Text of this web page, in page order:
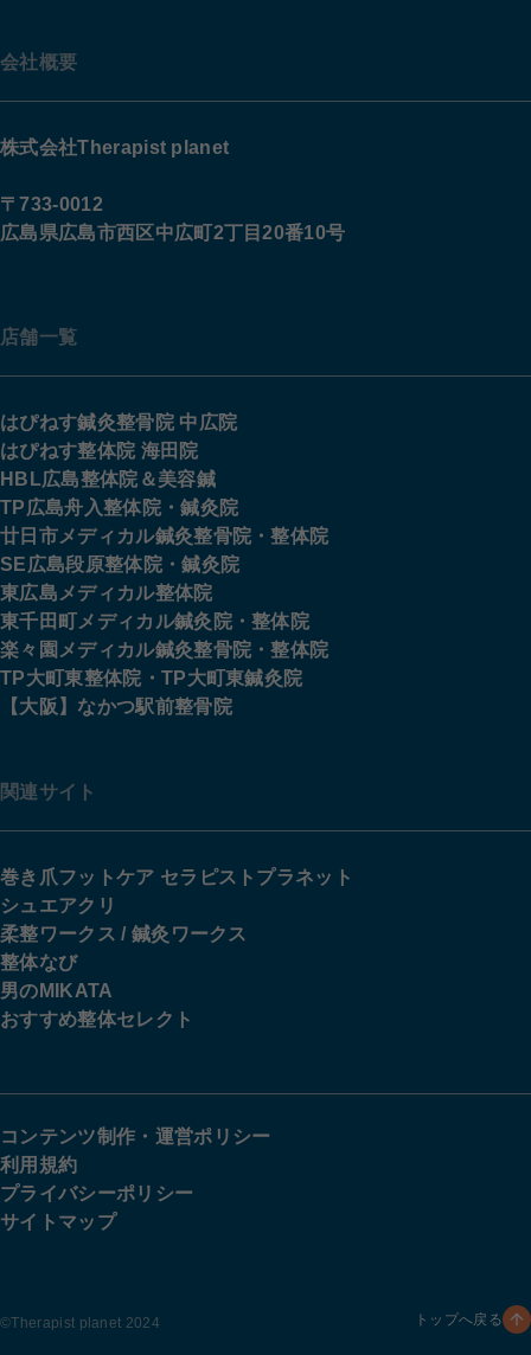
会社概要
株式会社Therapist planet
〒733-0012
広島県広島市西区中広町2丁目20番10号
店舗一覧
はぴねす鍼灸整骨院 中広院
はぴねす整体院 海田院
HBL広島整体院＆美容鍼
TP広島舟入整体院・鍼灸院
廿日市メディカル鍼灸整骨院・整体院
SE広島段原整体院・鍼灸院
東広島メディカル整体院
東千田町メディカル鍼灸院・整体院
楽々園メディカル鍼灸整骨院・整体院
TP大町東整体院・TP大町東鍼灸院
【大阪】なかつ駅前整骨院
関連サイト
巻き爪フットケア セラピストプラネット
シュエアクリ
柔整ワークス / 鍼灸ワークス
整体なび
男のMIKATA
おすすめ整体セレクト
コンテンツ制作・運営ポリシー
利用規約
プライバシーポリシー
サイトマップ
©︎Therapist planet 2024 トップへ戻る